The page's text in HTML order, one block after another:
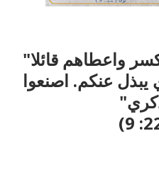
واعطاهم قائلا"
عنكم. اصنعوا